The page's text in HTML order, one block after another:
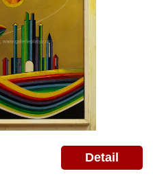
Detail